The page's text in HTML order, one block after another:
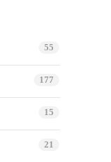
55
177
15
21